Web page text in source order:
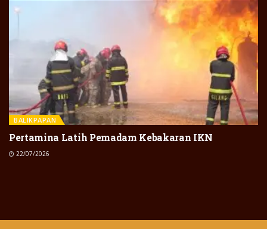
BALIKPAPAN
Pertamina Latih Pemadam Kebakaran IKN
22/07/2026